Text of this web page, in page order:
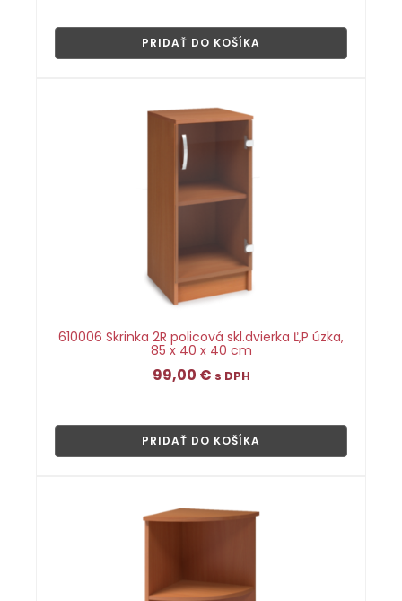
PRIDAŤ DO KOŠÍKA
610006 Skrinka 2R policová skl.dvierka Ľ,P úzka,
85 x 40 x 40 cm
99,00 € s DPH
PRIDAŤ DO KOŠÍKA